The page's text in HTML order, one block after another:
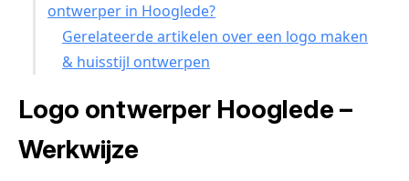
ontwerper in Hooglede?
Gerelateerde artikelen over een logo maken
& huisstijl ontwerpen
Logo ontwerper Hooglede –
Werkwijze